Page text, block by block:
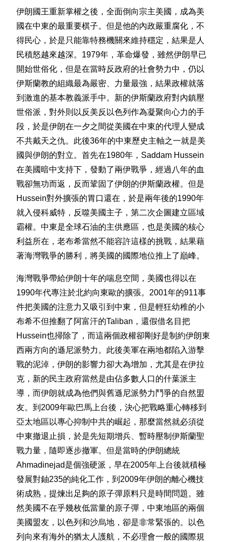
伊朗國王重新掌權之後，全面倒向宗主美國，成為美
國在中東的最重要棋子。但是他的內政嚴重腐化，不
得民心，於是只能靠特務機關來維持穩定，結果是人
民積怒越來越深。1979年，革命爆發，雖然伊朗早已
開始世俗化，但是在當時反政府的社會勢力中，仍以
伊斯蘭教的組織最為嚴密、力量最強，結果政權就落
到激進的基本教義派手中。新的伊斯蘭政府對內鎮壓
世俗派，對外則以反美反以色列作為凝聚向心力的手
段，於是伊朗在一夕之間從美國在中東的代理人變成
不共戴天之仇。此後36年的中東歷史主軸之一就是美
國與伊朗的對立。首先在1980年，Saddam Hussein
在美國暗中支持下，發動了兩伊戰爭，經過八年的血
戰卻無功而返，反而鞏固了伊朗的伊斯蘭政權。但是
Hussein對外擴張的胃口還在，於是兩年後的1990年
就入侵科威特，反噬美國主子，第二次企圖建立區域
霸權。中東是全球石油的主供應區，也是美國的核心
利益所在，老布希當然不能容許這樣的挑戰，結果藉
著海灣戰爭的勝利，將美國的國際地位推上了巔峰。
海灣戰爭帶給伊朗十年的喘息空間，美國也得以在
1990年代專注於北約向東歐的擴張。2001年的911事
件把美國的注意力又吸引到中東，但是輕狂幼稚的小
布希不但推翻了阿富汗的Taliban，還假借名目把
Hussein也掃除了，而這兩個政權卻剛好是制約伊朗東
西兩方向的遜尼派勢力。此後美軍在兩地都陷入游擊
戰的泥淖，伊朗的影響力卻大為增加，尤其是在伊拉
克，新的民主政府當然是由佔多數人口的什葉派主
導，而伊朗就成為他們與舊遜尼派勢力鬥爭的自然盟
友。到2009年歐巴馬上台後，決心把戰略重心轉移到
亞太地區以專心抑制中共的崛起，那麼當然就必須從
中東撤退止損，於是先短期增兵、暫時壓制伊斯蘭聖
戰力量，隨即逐步撤軍。但是當時的伊朗總統
Ahmadinejad是個強硬派，早在2005年上台後就積極
發展對鈾235的純化工作，到2009年伊朗的離心機技
術成熟，提煉出足夠的原子彈原料只是時間問題。雖
然美國不在乎幾枚低當量的原子彈，中東地區的兩個
美國盟友，以色列和沙烏地，卻是非常緊張的。以色
列向來有海外的猶太人護航，不必理會一般的國際規